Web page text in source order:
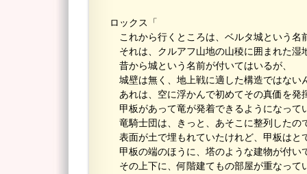
ロックス「
これから行くところは、ベルタ城という名
それは、クルアフ山地の山稜に囲まれた湿
昔から城という名前が付いてはいるが、
城壁は無く、地上戦に適した構造ではない
あれは、空に浮かんで初めてその真価を発
甲板があって竜が発着できるようになって
竜騎士団は、きっと、あそこに整列したの
表面が土で埋もれていたけれど、甲板はと
甲板の端のほうに、塔のような建物が付い
その上下に、何階建てもの部屋が重なって